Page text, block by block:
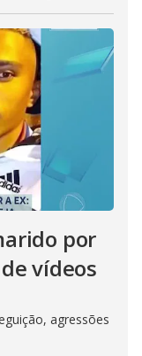
por
vídeos
agressões